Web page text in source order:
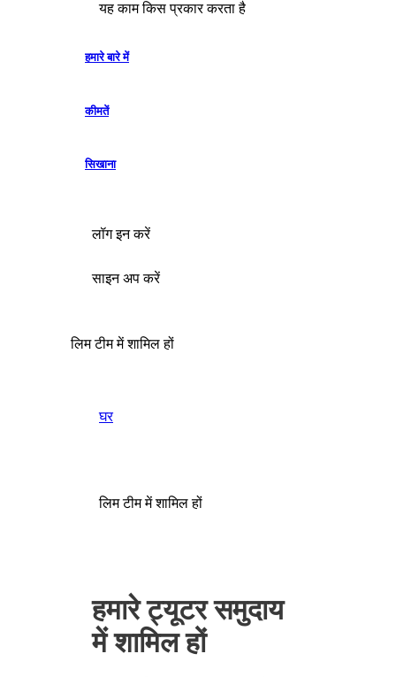
यह काम किस प्रकार करता है
हमारे बारे में
कीमतें
सिखाना
लॉग इन करें
साइन अप करें
लिम टीम में शामिल हों
घर
लिम टीम में शामिल हों
हमारे ट्यूटर समुदाय
में शामिल हों